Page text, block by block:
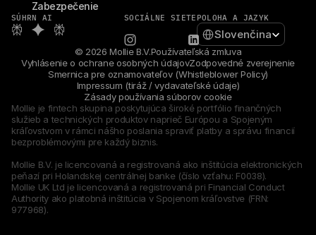
Zabezpečenie
SÚHRN AI SOCIÁLNE SIETE POLOHA A JAZYK
Select Language
Slovenčina
© 2026 Mollie B.V.Používateľská zmluva
Vyhlásenie o ochrane osobných údajovZodpovedné zverejnenie
Smernica pre oznamovateľov (Whistleblower Policy)
Impressum (tiráž / vydavateľské údaje)
Zásady používania súborov cookie
Mollie je fintech skupina poskytujúca široké portfólio finančných
služieb a technických produktov naprieč Európou a Spojeným
kráľovstvom v rámci nášho poslania spraviť platby a správu financií
bezproblémovými pre každý biznis.
Mollie B.V. je licencovaná a registrovaná ako inštitúcia elektronických
peňazí pri Holandskej centrálnej banke (číslo vzťahu: F0038).
Mollie UK Ltd je licencovaná a registrovaná pri Financial Conduct
Authority ako platobná inštitúcia v Spojenom kráľovstve (FRN:
977968).